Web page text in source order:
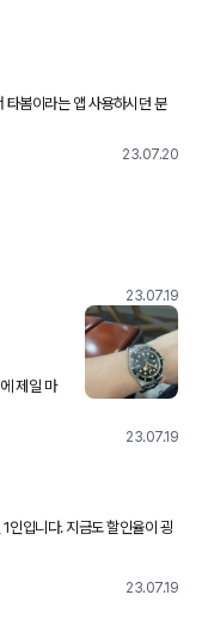
타봄이라는 앱 사용하시던 분
댓글 달아주시면 감사합니
23.07.20
23.07.19
23.07.19
인입니다. 지금도 할인율이 굉
23.07.19